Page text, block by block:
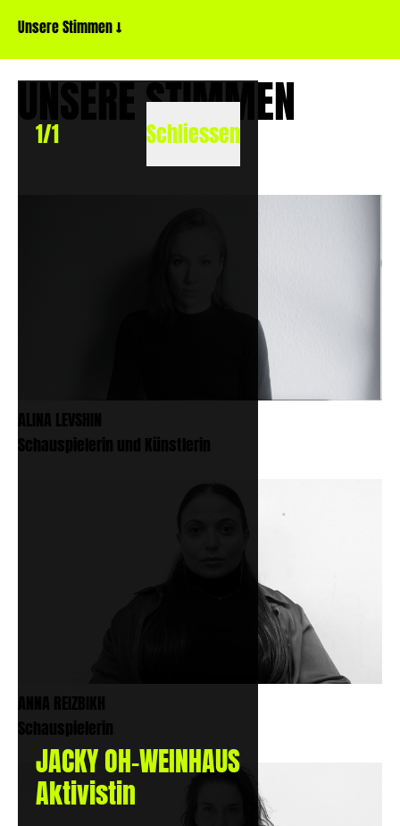
Unsere Stimmen↓
UNSERE STIMMEN
ALINA LEVSHIN
Schauspielerin und Künstlerin
ANNA REIZBIKH
Schauspielerin
1/1 Schliessen
JACKY OH-WEINHAUS
Aktivistin